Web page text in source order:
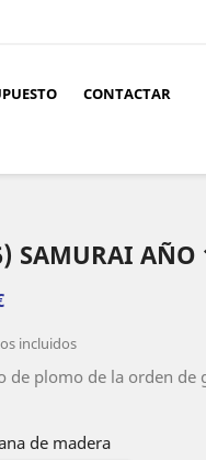
CONTACTAR
SAMURAI AÑO
incluidos
de plomo de la orden
de madera